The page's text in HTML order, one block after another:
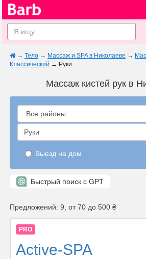
→ Тело → Массаж и SPA в Николаеве →
Классический → Руки
Массаж кистей рук в
Руки
Выезд на дом
Быстрый поиск с GPT
Предложений: 9, от 70 до 500 ₴
PRO
Active-SPA